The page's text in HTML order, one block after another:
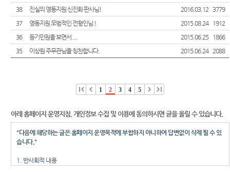
찾아오
시는길
장애인
사법지
원안내
재판기
38
진실의 영동지원 신진화 판사님! 2016.03.12
3779
37
영동지원 모범적인 전형인님 ! 2015.08.24
1912
36
등기민원을 보면서.... 2015.06.25
1866
35
이상원 주무관님을 칭찬합니다. 2015.06.24 2088
1 2 3 4 5
아래 홈페이지 운영지침, 개인정보 수집 및 이용에 동의하시면 글을 올릴 수 있습니다.
"다음에 해당하는 글은 홈페이지 운영목적에 부합하지 아니하여 답변없이 삭제 될 수 있
습니다."
1. 반사회적 내용